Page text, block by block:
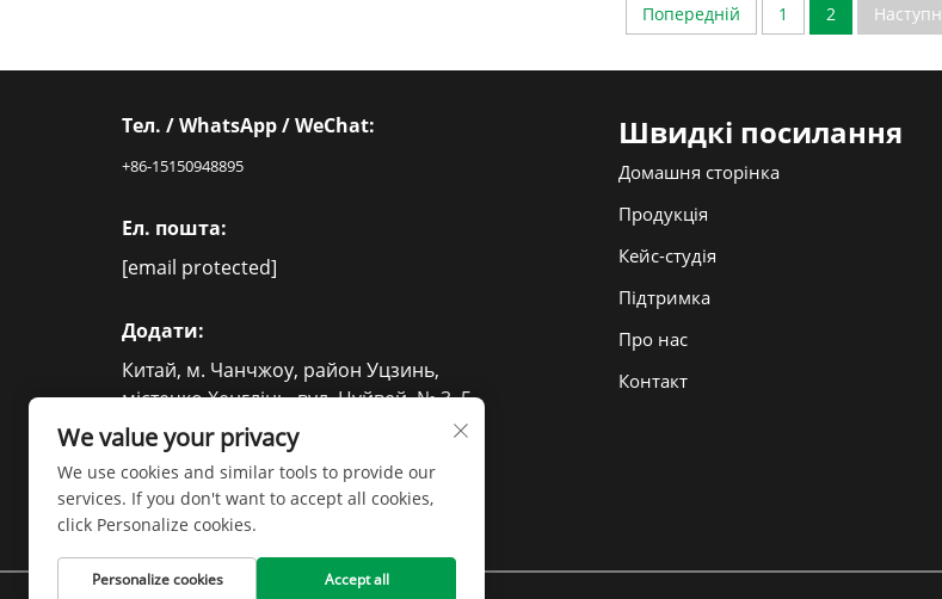
Попередній 1 2
Тел. / WhatsApp / WeChat:
+86-15150948895
Ел. пошта:
[email protected]
Додати:
Китай, м. Чанчжоу, район Уцзинь,
містечко Хенглінь, вул. Цуйвей, № 3–5
Швидкі посилання
Домашня сторінка
Продукція
Кейс-студія
Підтримка
Про нас
Контакт
We value your privacy
We use cookies and similar tools to provide our
services. If you don't want to accept all cookies,
click Personalize cookies.
Personalize cookies Accept all